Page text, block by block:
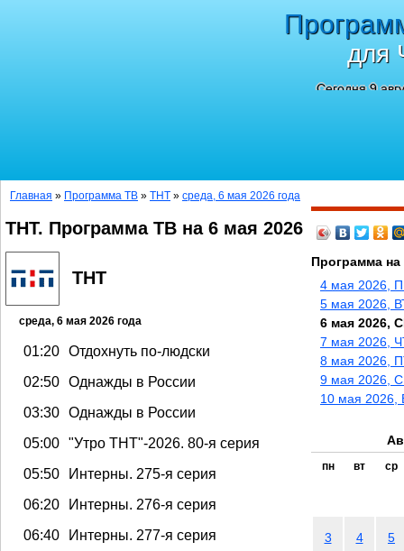
для
Сегодня 9
Главная » Программа ТВ » ТНТ » среда, 6 мая 2026 года
ТНТ. Программа ТВ на 6 мая 2026
ТНТ
среда, 6 мая 2026 года
01:20 Отдохнуть по-людски
02:50 Однажды в России
03:30 Однажды в России
05:00 "Утро ТНТ"-2026. 80-я серия
05:50
Интерны. 275-я серия
06:20
Интерны. 276-я серия
06:40
Интерны. 277-я серия
Программа
4 мая 2026,
5 мая 2026,
6 мая 2026,
7 мая 2026,
8 мая 2026,
9 мая 2026,
10 мая 2026,
пн вт ср
3 4 5